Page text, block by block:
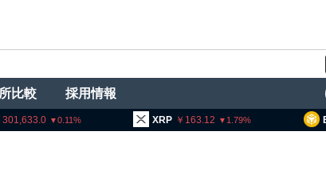
比較 採用情報
XRP 163.12 BNB 92,907.0